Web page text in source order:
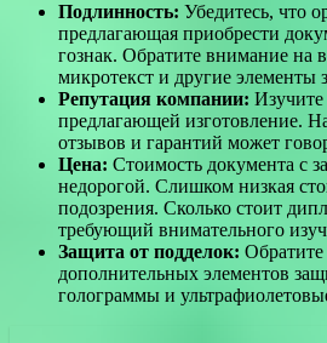
Подлинность: Убедитесь, что
предлагающая приобрести
гознак. Обратите внимание на
микротекст и другие элементы
Репутация компании:
предлагающей изготовление.
отзывов и гарантий может
Цена: Стоимость документа с
недорогой. Слишком низкая
подозрения. Сколько стоит
требующий внимательного
Защита от подделок:
дополнительных элементов
голограммы и